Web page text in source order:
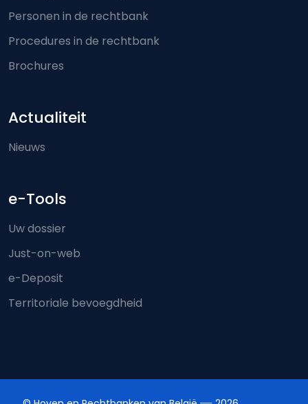
Personen in de rechtbank
Procedures in de rechtbank
Brochures
Actualiteit
Nieuws
e-Tools
Uw dossier
Just-on-web
e-Deposit
Territoriale bevoegdheid